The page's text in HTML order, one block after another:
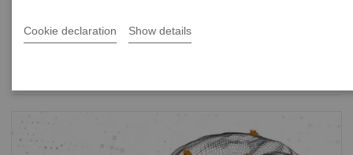
Cookie declaration Show details
Filter (43 items)